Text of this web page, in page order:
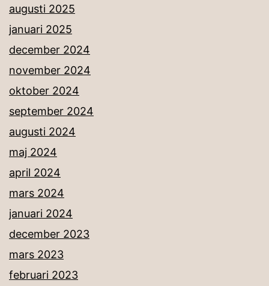
augusti 2025
januari 2025
december 2024
november 2024
oktober 2024
september 2024
augusti 2024
maj 2024
april 2024
mars 2024
januari 2024
december 2023
mars 2023
februari 2023